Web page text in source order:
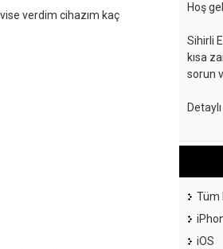
verdim cihazım kaç
Hoş
Sihirli
kısa
sorun
Tüm
iOS